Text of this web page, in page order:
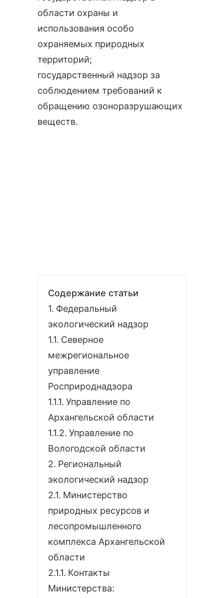
области охраны и
использования особо
охраняемых природных
территорий;
государственный надзор за
соблюдением требований к
обращению озоноразрушающих
веществ.
Содержание статьи
Федеральный
экологический надзор
Северное
межрегиональное
управление
Росприроднадзора
Управление по
Архангельской области
Управление по
Вологодской области
Региональный
экологический надзор
Министерство
природных ресурсов и
лесопромышленного
комплекса Архангельской
области
Контакты
Министерства: